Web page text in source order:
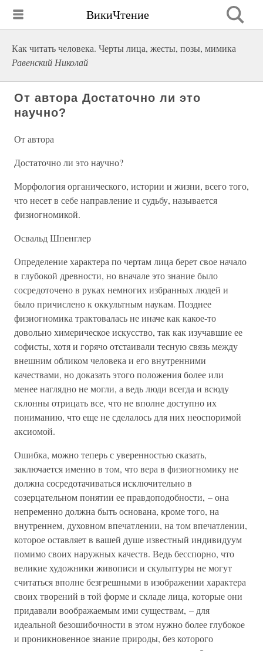
ВикиЧтение
Как читать человека. Черты лица, жесты, позы, мимика
Равенский Николай
От автора Достаточно ли это
научно?
От автора
Достаточно ли это научно?
Морфология органического, истории и жизни, всего того,
что несет в себе направление и судьбу, называется
физиогномикой.
Освальд Шпенглер
Определение характера по чертам лица берет свое начало
в глубокой древности, но вначале это знание было
сосредоточено в руках немногих избранных людей и
было причислено к оккультным наукам. Позднее
физиогномика трактовалась не иначе как какое-то
довольно химерическое искусство, так как изучавшие ее
софисты, хотя и горячо отстаивали тесную связь между
внешним обликом человека и его внутренними
качествами, но доказать этого положения более или
менее наглядно не могли, а ведь люди всегда и всюду
склонны отрицать все, что не вполне доступно их
пониманию, что еще не сделалось для них неоспоримой
аксиомой.
Ошибка, можно теперь с уверенностью сказать,
заключается именно в том, что вера в физиогномику не
должна сосредотачиваться исключительно в
созерцательном понятии ее правдоподобности, – она
непременно должна быть основана, кроме того, на
внутреннем, духовном впечатлении, на том впечатлении,
которое оставляет в вашей душе известный индивидуум
помимо своих наружных качеств. Ведь бесспорно, что
великие художники живописи и скульптуры не могут
считаться вполне безгрешными в изображении характера
своих творений в той форме и складе лица, которые они
придавали воображаемым ими существам, – для
идеальной безошибочности в этом нужно более глубокое
и проникновенное знание природы, без которого